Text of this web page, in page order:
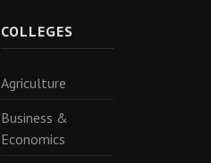
COLLEGES
Agriculture
Business &
Economics